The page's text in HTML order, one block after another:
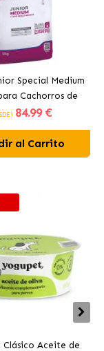
Special Medium
Cachorros de
Medianas
84.99 €
al Carrito
Clásico Aceite de